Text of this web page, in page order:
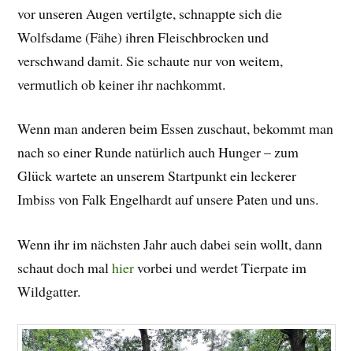
vor unseren Augen vertilgte, schnappte sich die
Wolfsdame (Fähe) ihren Fleischbrocken und
verschwand damit. Sie schaute nur von weitem,
vermutlich ob keiner ihr nachkommt.
Wenn man anderen beim Essen zuschaut, bekommt man
nach so einer Runde natürlich auch Hunger – zum
Glück wartete an unserem Startpunkt ein leckerer
Imbiss von Falk Engelhardt auf unsere Paten und uns.
Wenn ihr im nächsten Jahr auch dabei sein wollt, dann
schaut doch malhiervorbei und werdet Tierpate im
Wildgatter.